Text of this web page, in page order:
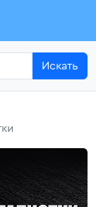
Искать